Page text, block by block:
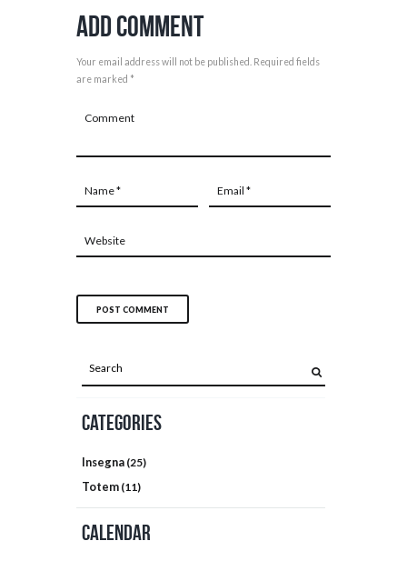
Add Comment
Your email address will not be published. Required fields
are marked *
Categories
Insegna (25)
Totem (11)
Calendar